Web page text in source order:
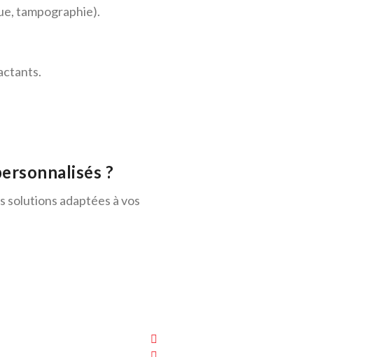
tampographie).
?
adaptées à vos